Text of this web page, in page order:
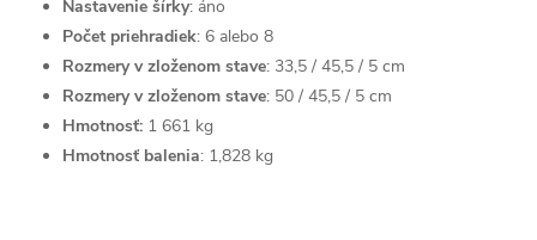
Nastavenie šírky: áno
Počet priehradiek: 6 alebo 8
Rozmery v zloženom stave: 33,5 / 45,5 / 5 cm
Rozmery v zloženom stave: 50 / 45,5 / 5 cm
Hmotnosť: 1 661 kg
Hmotnosť balenia: 1,828 kg